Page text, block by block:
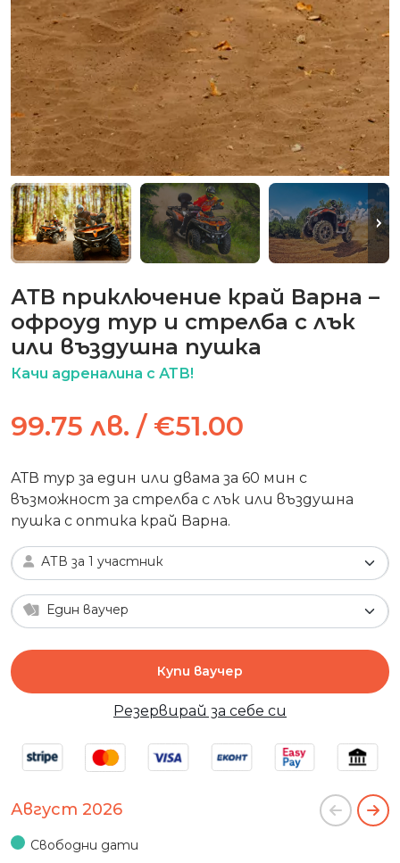
АТВ приключение край Варна –
офроуд тур и стрелба с лък
или въздушна пушка
Качи адреналина с АТВ!
99.75 лв. / €51.00
АТВ тур за един или двама за 60 мин с
възможност за стрелба с лък или въздушна
пушка с оптика край Варна.
АТВ за 1 участник
Един ваучер
Купи ваучер
Резервирай за себе си
Август 2026
Свободни дати